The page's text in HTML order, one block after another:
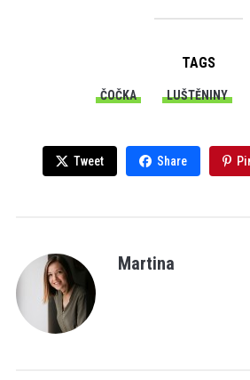
TAGS
ČOČKA LUŠTĚNINY
Tweet Share
Martina